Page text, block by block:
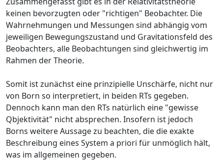
keinen bevorzugten oder "richtigen" Beobachter. Die
Wahrnehmungen und Messungen sind abhängig vom
jeweiligen Bewegungszustand und Gravitationsfeld des
Beobachters, alle Beobachtungen sind gleichwertig im
Rahmen der Theorie.
Somit ist zunächst eine prinzipielle Unschärfe, nicht nur
von Born so interpretiert, in beiden RTs gegeben.
Dennoch kann man den RTs natürlich eine "gewisse
Qbjektivität" nicht absprechen. Insofern ist jedoch
Borns weitere Aussage zu beachten, die die exakte
Beschreibung eines System a priori für unmöglich hält,
was im allgemeinen gegeben.